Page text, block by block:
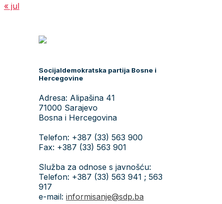
« jul
Socijaldemokratska partija Bosne i
Hercegovine
Adresa: Alipašina 41
71000 Sarajevo
Bosna i Hercegovina
Telefon: +387 (33) 563 900
Fax: +387 (33) 563 901
Služba za odnose s javnošću:
Telefon: +387 (33) 563 941 ; 563
917
e-mail: informisanje@sdp.ba